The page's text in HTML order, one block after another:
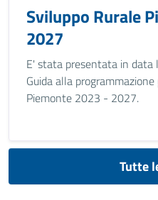
Sviluppo Rurale
2027
E' stata presentata in
Guida alla
Piemonte 2023 - 2027.
Tutte